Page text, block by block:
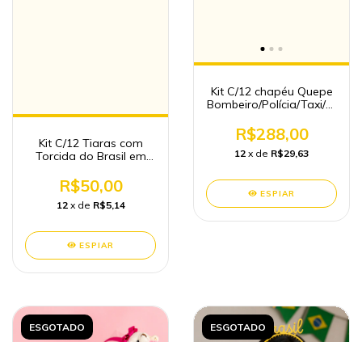
Kit C/12 Tiaras com
Torcida do Brasil em
R$50,00
12 x de R$5,14
ESPIAR
Kit C/12 chapéu Quepe
Bombeiro/Polícia/Taxi/
R$288,00
12 x de R$29,63
ESPIAR
ESGOTADO ESGOTADO